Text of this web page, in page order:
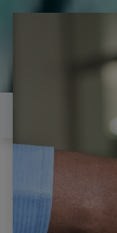
Tous les produits
LG